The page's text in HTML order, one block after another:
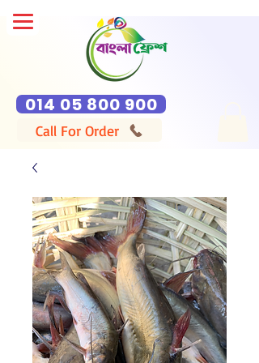
014 05 800 900
Call For Order